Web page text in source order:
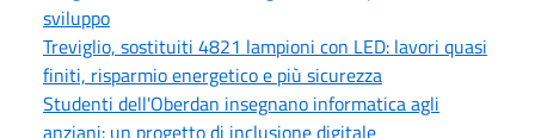
sviluppo
Treviglio, sostituiti 4821 lampioni con LED: lavori quasi
finiti, risparmio energetico e più sicurezza
Studenti dell'Oberdan insegnano informatica agli
anziani: un progetto di inclusione digitale